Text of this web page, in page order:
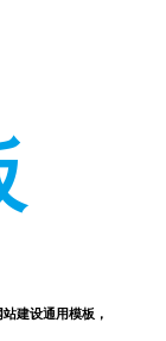
建设通用模板，